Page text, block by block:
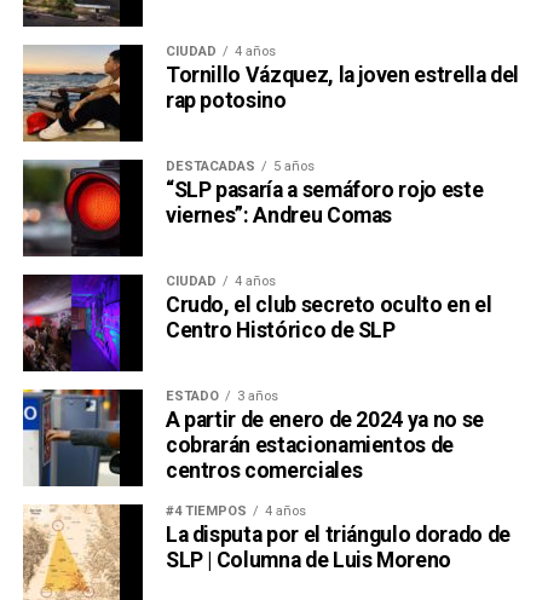
CIUDAD 4 años
Tornillo Vázquez, la joven estrella del
rap potosino
DESTACADAS 5 años
“SLP pasaría a semáforo rojo este
viernes”: Andreu Comas
CIUDAD 4 años
Crudo, el club secreto oculto en el
Centro Histórico de SLP
ESTADO 3 años
A partir de enero de 2024 ya no se
cobrarán estacionamientos de
centros comerciales
#4 TIEMPOS 4 años
La disputa por el triángulo dorado de
SLP | Columna de Luis Moreno